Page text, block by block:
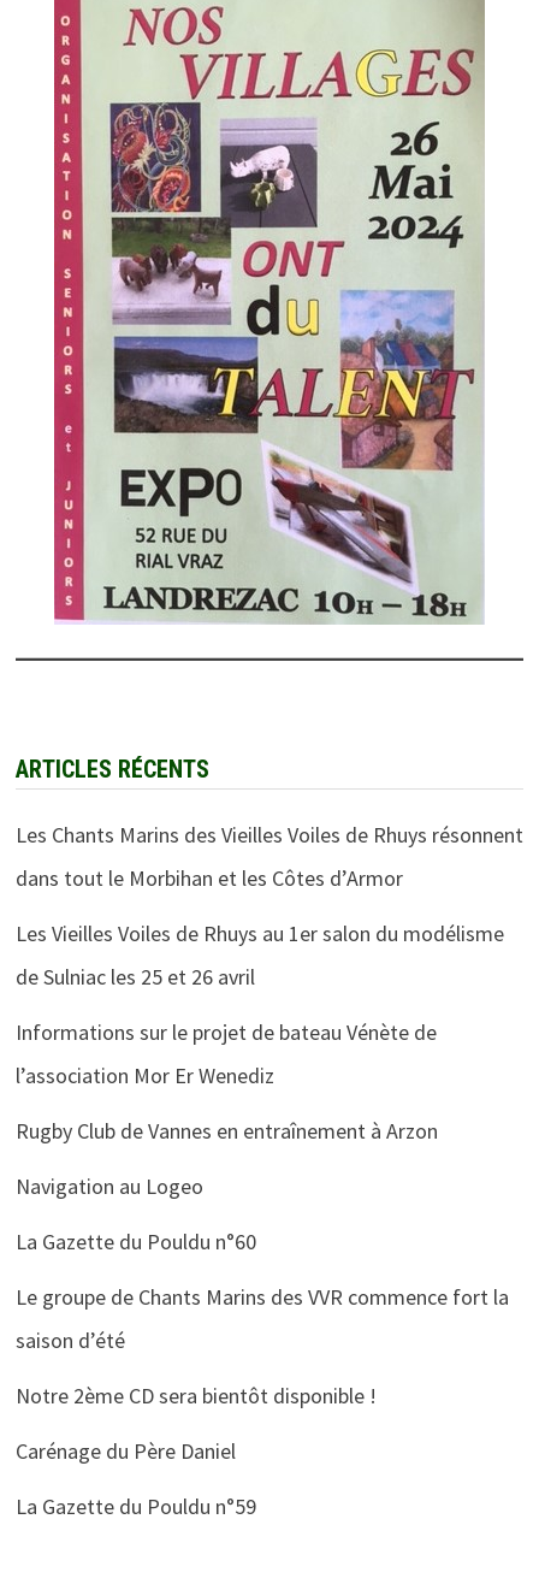
ARTICLES RÉCENTS
Les Chants Marins des Vieilles Voiles de Rhuys résonnent
dans tout le Morbihan et les Côtes d’Armor
Les Vieilles Voiles de Rhuys au 1er salon du modélisme
de Sulniac les 25 et 26 avril
Informations sur le projet de bateau Vénète de
l’association Mor Er Wenediz
Rugby Club de Vannes en entraînement à Arzon
Navigation au Logeo
La Gazette du Pouldu n°60
Le groupe de Chants Marins des VVR commence fort la
saison d’été
Notre 2ème CD sera bientôt disponible !
Carénage du Père Daniel
La Gazette du Pouldu n°59